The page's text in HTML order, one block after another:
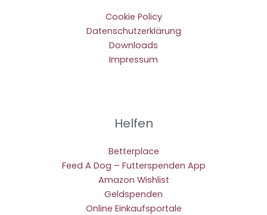
Cookie Policy
Datenschutzerklärung
Downloads
Impressum
Helfen
Betterplace
Feed A Dog – Futterspenden App
Amazon Wishlist
Geldspenden
Online Einkaufsportale